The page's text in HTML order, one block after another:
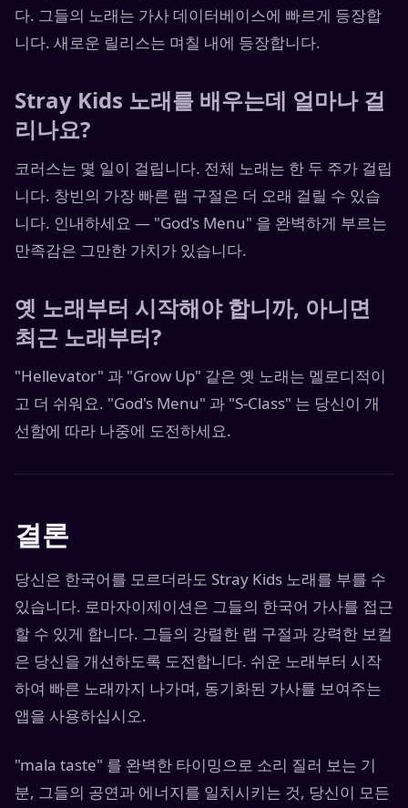
다. 그들의 노래는 가사 데이터베이스에 빠르게 등장합
니다. 새로운 릴리스는 며칠 내에 등장합니다.
Stray Kids 노래를 배우는데 얼마나 걸
리나요?
코러스는 몇 일이 걸립니다. 전체 노래는 한 두 주가 걸립
니다. 창빈의 가장 빠른 랩 구절은 더 오래 걸릴 수 있습
니다. 인내하세요 — "God's Menu" 을 완벽하게 부르는
만족감은 그만한 가치가 있습니다.
옛 노래부터 시작해야 합니까, 아니면
최근 노래부터?
"Hellevator" 과 "Grow Up" 같은 옛 노래는 멜로디적이
고 더 쉬워요. "God's Menu" 과 "S-Class" 는 당신이 개
선함에 따라 나중에 도전하세요.
결론
당신은 한국어를 모르더라도 Stray Kids 노래를 부를 수
있습니다. 로마자이제이션은 그들의 한국어 가사를 접근
할 수 있게 합니다. 그들의 강렬한 랩 구절과 강력한 보컬
은 당신을 개선하도록 도전합니다. 쉬운 노래부터 시작
하여 빠른 노래까지 나가며, 동기화된 가사를 보여주는
앱을 사용하십시오.
"mala taste" 를 완벽한 타이밍으로 소리 질러 보는 기
분, 그들의 공연과 에너지를 일치시키는 것, 당신이 모든